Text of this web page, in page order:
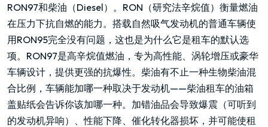
RON97和柴油（Diesel）。RON（研究法辛烷值）衡量燃油
在压力下抗自燃的能力。搭载自然吸气发动机的普通车辆使
用RON95完全没有问题，这也是为什么它是租车的默认选
项。RON97是高辛烷值燃油，专为高性能、涡轮增压或豪华
车辆设计，提供更强的抗爆性。柴油有不止一种生物柴油混
合比例，车辆能加哪一种取决于发动机——柴油租车的油箱
盖贴纸会告诉你该加哪一种。加错油品会导致爆震（可听到
的发动机异响）、性能下降、催化转化器损坏，并可能使租